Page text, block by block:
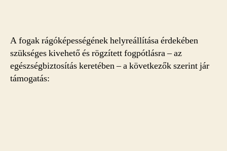
A fogak rágóképességének helyreállítása érdekében
szükséges kivehető és rögzített fogpótlásra – az
egészségbiztosítás keretében – a következők szerint jár
támogatás: